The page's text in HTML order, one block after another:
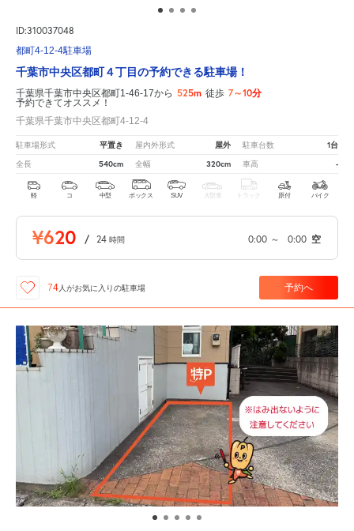
ID:310037048
都町4-12-4駐車場
千葉市中央区都町４丁目の予約できる駐車場！
千葉県千葉市中央区都町1-46-17から 525m 徒歩 7～10分
予約できてオススメ！
千葉県千葉市中央区都町4-12-4
駐車場形式 平置き 屋内外形式 屋外 駐車台数 1台
全長 540cm 全幅 320cm 車高 -
軽 コ 中型 ボックス SUV 大型車 トラック 原付 バイク
¥620 / 24 時間 0:00 ～ 0:00 空
74人がお気に入りの駐車場 予約へ